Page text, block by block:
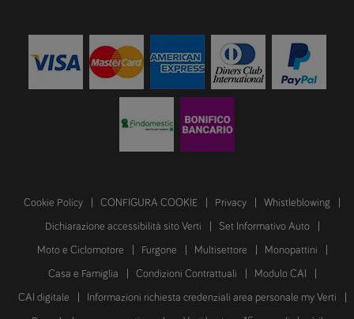
Cookie Policy CONFIGURA COOKIE Privacy Whistleblowing
Dichiarazione accessibilità sito Verti Set Informativo Auto
Moto e Ciclomotore Furgone Multisettore Monopattini
Casa e Famiglia Condizioni Contrattuali Modulo CAI
CAI digitale Informazioni richiesta credenziali area personale my Verti